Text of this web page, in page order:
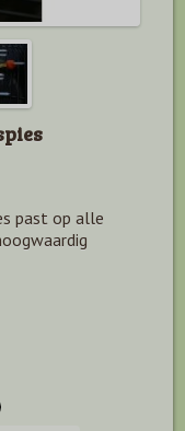
past op alle